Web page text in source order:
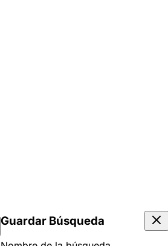
Guardar Búsqueda